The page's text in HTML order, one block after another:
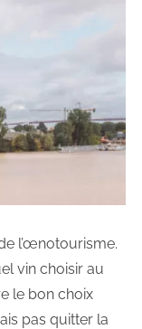
l’œnotourisme.
vin choisir au
le bon choix
pas quitter la